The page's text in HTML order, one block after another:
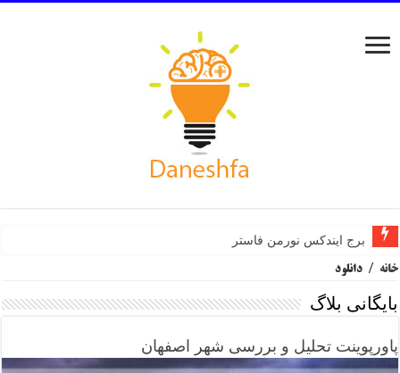
برج ایندکس نورمن فاستر
خانه / دانلود
بایگانی بلاگ
پاورپوینت تحلیل و بررسی شهر اصفهان